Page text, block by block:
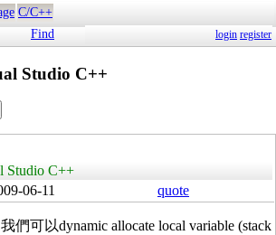
C/C++
Find login register
Studio C++
Studio C++
06-11 quote
們可以dynamic allocate local variable (stack